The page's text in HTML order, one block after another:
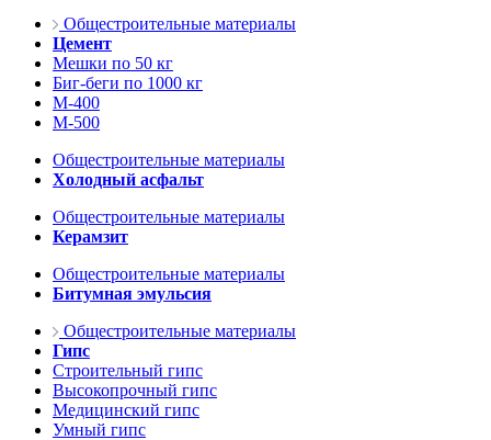
Общестроительные материалы
Цемент
Мешки по 50 кг
Биг-беги по 1000 кг
М-400
М-500
Общестроительные материалы
Холодный асфальт
Общестроительные материалы
Керамзит
Общестроительные материалы
Битумная эмульсия
Общестроительные материалы
Гипс
Строительный гипс
Высокопрочный гипс
Медицинский гипс
Умный гипс